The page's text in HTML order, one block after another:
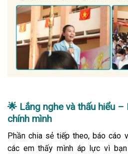
🌟 Lắng nghe và thấu hiểu
chính mình
Phần chia sẻ tiếp theo, báo cáo
các em thấy mình áp lực vì